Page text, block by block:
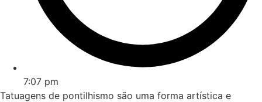
7:07 pm
Tatuagens de pontilhismo são uma forma artística e